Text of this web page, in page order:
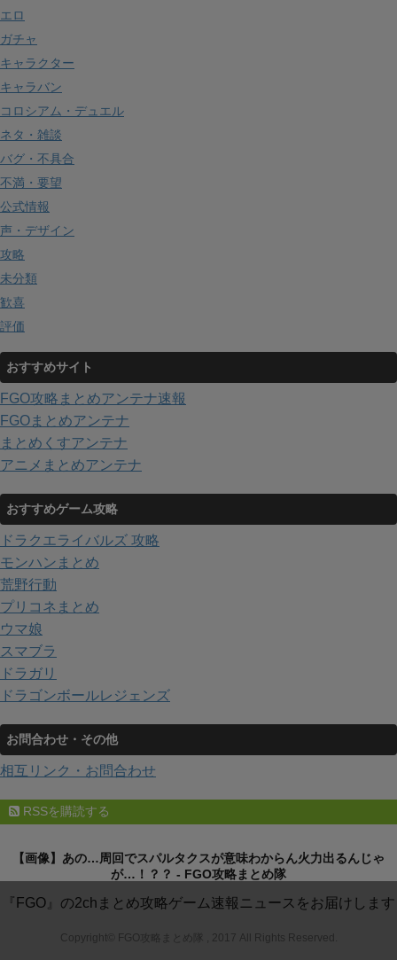
エロ
ガチャ
キャラクター
キャラバン
コロシアム・デュエル
ネタ・雑談
バグ・不具合
不満・要望
公式情報
声・デザイン
攻略
未分類
歓喜
評価
おすすめサイト
FGO攻略まとめアンテナ速報
FGOまとめアンテナ
まとめくすアンテナ
アニメまとめアンテナ
おすすめゲーム攻略
ドラクエライバルズ 攻略
モンハンまとめ
荒野行動
プリコネまとめ
ウマ娘
スマブラ
ドラガリ
ドラゴンボールレジェンズ
お問合わせ・その他
相互リンク・お問合わせ
RSSを購読する
【画像】あの…周回でスパルタクスが意味わからん火力出るんじゃ
が…！？？ - FGO攻略まとめ隊
『FGO』の2chまとめ攻略ゲーム速報ニュースをお届けします
Copyright© FGO攻略まとめ隊 , 2017 All Rights Reserved.